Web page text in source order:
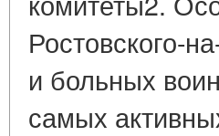
Ростовского-
и больных
самых